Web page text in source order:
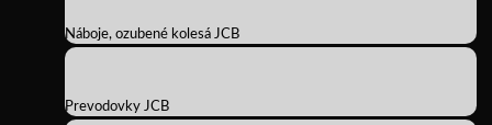
Náboje, ozubené kolesá JCB
Prevodovky JCB